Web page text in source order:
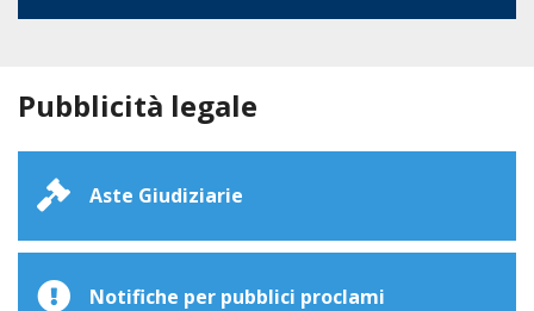
Pubblicità legale
Aste Giudiziarie
Notifiche per pubblici proclami